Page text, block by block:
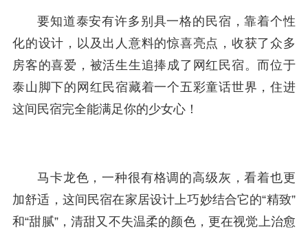
要知道泰安有许多别具一格的民宿，靠着个性
化的设计，以及出人意料的惊喜亮点，收获了众多
房客的喜爱，被活生生追捧成了网红民宿。而位于
泰山脚下的网红民宿藏着一个五彩童话世界，住进
这间民宿完全能满足你的少女心！
马卡龙色，一种很有格调的高级灰，看着也更
加舒适，这间民宿在家居设计上巧妙结合它的“精致”
和“甜腻”，清甜又不失温柔的颜色，更在视觉上治愈